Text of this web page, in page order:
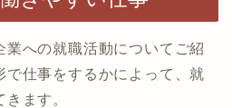
業への就職活動についてご紹
で仕事をするかによって、就
ます。